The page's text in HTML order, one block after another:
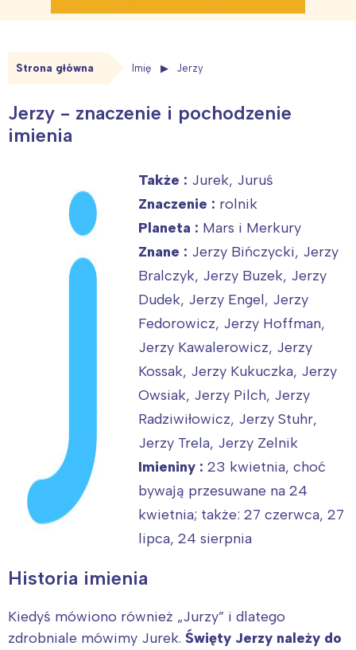
Strona główna Imię Jerzy
Jerzy - znaczenie i pochodzenie
imienia
Także : Jurek, Juruś
Znaczenie : rolnik
Planeta : Mars i Merkury
Znane : Jerzy Bińczycki, Jerzy
Bralczyk, Jerzy Buzek, Jerzy
Dudek, Jerzy Engel, Jerzy
Fedorowicz, Jerzy Hoffman,
Jerzy Kawalerowicz, Jerzy
Kossak, Jerzy Kukuczka, Jerzy
Owsiak, Jerzy Pilch, Jerzy
Radziwiłowicz, Jerzy Stuhr,
Jerzy Trela, Jerzy Zelnik
Imieniny : 23 kwietnia, choć
bywają przesuwane na 24
kwietnia; także: 27 czerwca, 27
lipca, 24 sierpnia
Historia imienia
Kiedyś mówiono również „Jurzy” i dlatego
zdrobniale mówimy Jurek. Święty Jerzy należy do